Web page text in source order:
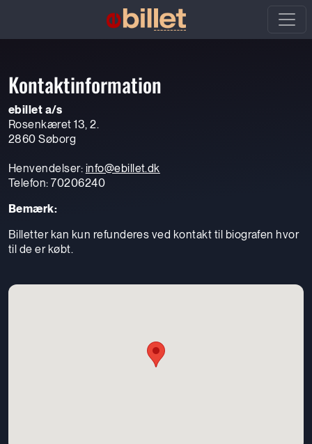
Kontaktinformation
ebillet a/s
Rosenkæret 13, 2.
2860 Søborg
Henvendelser: info@ebillet.dk
Telefon: 70206240
Bemærk:
Billetter kan kun refunderes ved kontakt til biografen hvor
til de er købt.